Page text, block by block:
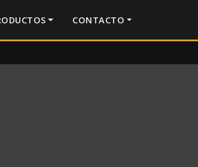
CONTACTO